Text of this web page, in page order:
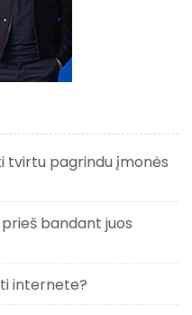
tvirtu pagrindu įmonės
bandant juos
internete?